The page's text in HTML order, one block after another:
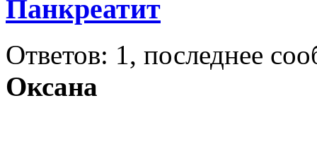
Панкреатит
Ответов: 1, последнее
Оксана